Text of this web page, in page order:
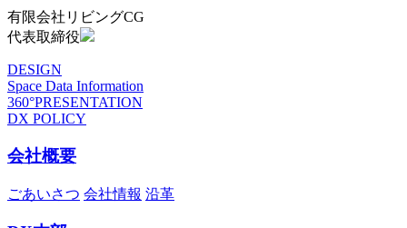
有限会社リビングCG
代表取締役
DESIGN
Space Data Information
360°PRESENTATION
DX POLICY
会社概要
ごあいさつ 会社情報 沿革